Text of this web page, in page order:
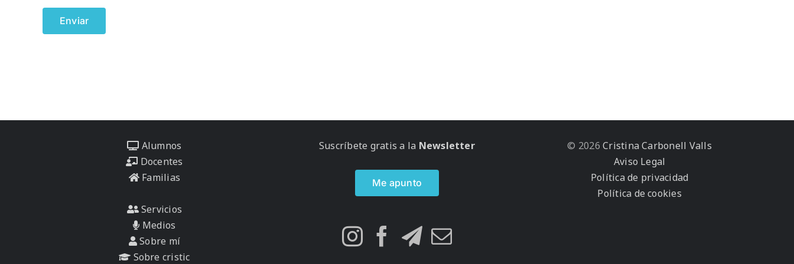
Alumnos
Docentes
Familias
Servicios
Medios
Sobre mí
Sobre cristic
Suscríbete gratis a la Newsletter
Me apunto
© 2026 Cristina Carbonell Valls
Aviso Legal
Política de privacidad
Política de cookies